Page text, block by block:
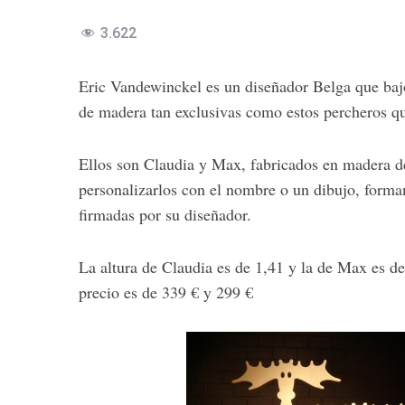
3.622
Eric Vandewinckel es un diseñador Belga que
de madera tan exclusivas como estos percheros
Ellos son Claudia y Max, fabricados en madera
personalizarlos con el nombre o un dibujo,
firmadas por su diseñador.
La altura de Claudia es de 1,41 y la de Max es
precio es de 339 € y 299 €